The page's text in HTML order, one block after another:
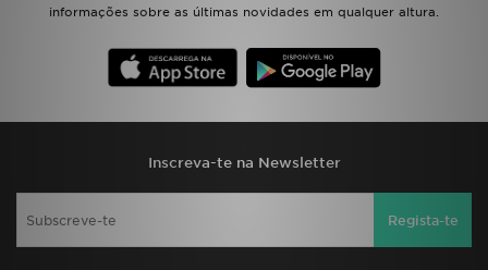
informações sobre as últimas novidades em qualquer altura.
Inscreva-te na Newsletter
Regista-te
FAZ DOWNLOAD DA APP